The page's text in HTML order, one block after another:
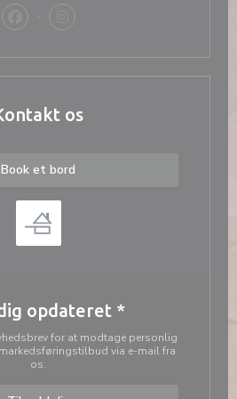
Facebook ((åbner i et nyt vindue))
Instagram ((åbner i et nyt
os
Book et bord
opdateret *
for at modtage personlig
via e-mail fra
os.